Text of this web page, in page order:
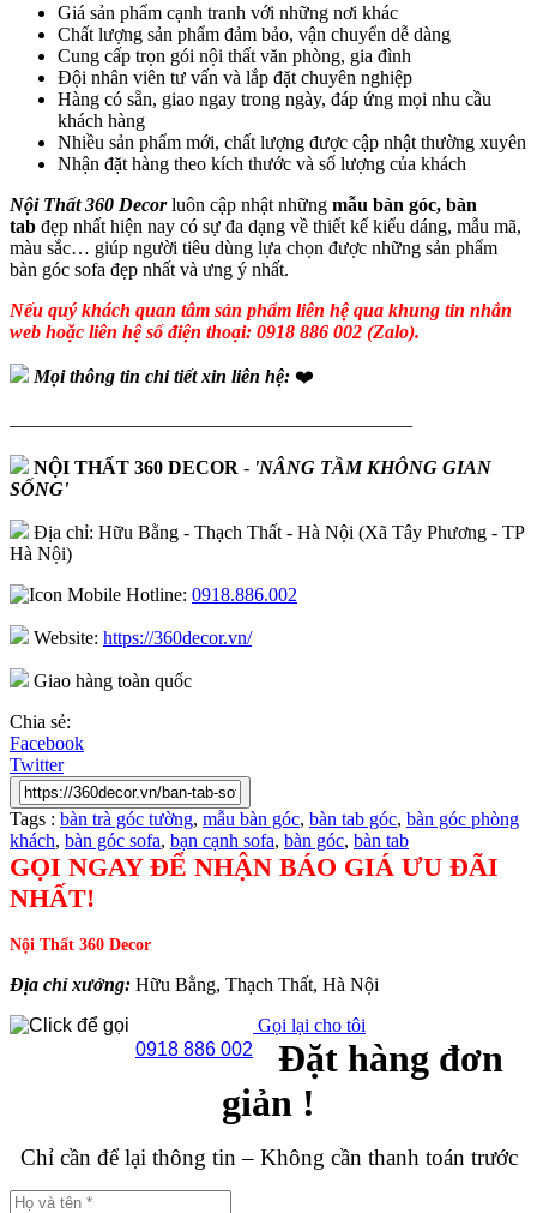
Giá sản phẩm cạnh tranh với những nơi khác
Chất lượng sản phẩm đảm bảo, vận chuyển dễ dàng
Cung cấp trọn gói nội thất văn phòng, gia đình
Đội nhân viên tư vấn và lắp đặt chuyên nghiệp
Hàng có sẵn, giao ngay trong ngày, đáp ứng mọi nhu cầu
khách hàng
Nhiều sản phẩm mới, chất lượng được cập nhật thường xuyên
Nhận đặt hàng theo kích thước và số lượng của khách
Nội Thất 360 Decorluôn cập nhật những mẫu bàn góc, bàn
tab đẹp nhất hiện nay có sự đa dạng về thiết kế kiểu dáng, mẫu mã,
màu sắc… giúp người tiêu dùng lựa chọn được những sản phẩm
bàn góc sofa đẹp nhất và ưng ý nhất.
Nếu quý khách quan tâm sản phẩm liên hệ qua khung tin nhắn
web hoặc liên hệ số điện thoại: 0918 886 002 (Zalo).
Mọi thông tin chi tiết xin liên hệ: ❤️
—————————————————————
NỘI THẤT 360 DECOR - 'NÂNG TẦM KHÔNG GIAN
SỐNG'
Địa chỉ: Hữu Bằng - Thạch Thất - Hà Nội (Xã Tây Phương - TP
Hà Nội)
Hotline: 0918.886.002
Website: https://360decor.vn/
Giao hàng toàn quốc
Chia sẻ:
Facebook
Twitter
Tags : bàn trà góc tường, mẫu bàn góc, bàn tab góc, bàn góc phòng
khách, bàn góc sofa, bạn cạnh sofa, bàn góc, bàn tab
GỌI NGAY ĐỂ NHẬN BÁO GIÁ ƯU ĐÃI
NHẤT!
Nội Thất 360 Decor
Địa chỉ xưởng: Hữu Bằng, Thạch Thất, Hà Nội
0918 886 002
Gọi lại cho tôi
Đặt hàng đơn
giản !
Chỉ cần để lại thông tin – Không cần thanh toán trước